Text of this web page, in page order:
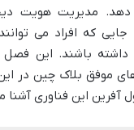
دهد. مدیریت هویت
که افراد می
باشند. این فصل
موفق بلاک چین در این
آفرین این فناوری آشنا